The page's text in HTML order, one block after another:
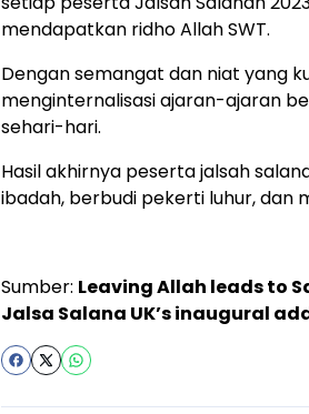
mendapatkan ridho Allah SWT.
Dengan semangat dan niat yang
menginternalisasi ajaran-ajaran
sehari-hari.
Hasil akhirnya peserta jalsah
ibadah, berbudi pekerti luhur, dan
Sumber: Leaving Allah leads to
Jalsa Salana UK’s inaugural